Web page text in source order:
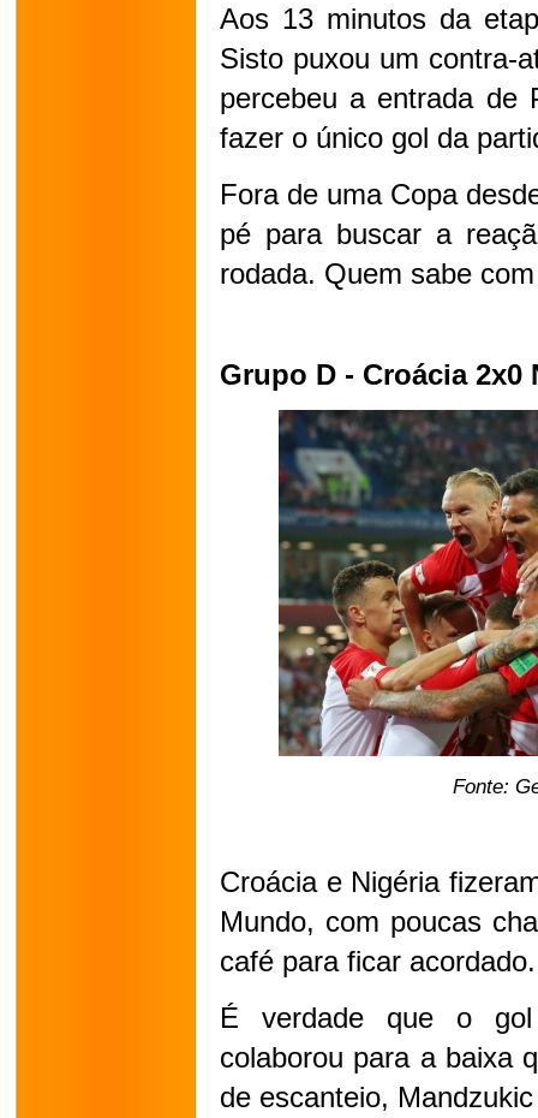
Aos 13 minutos da
Sisto puxou um contra-
percebeu a entrada de
fazer o único gol da
Fora de uma Copa
pé para buscar a
rodada. Quem sabe
Grupo D - Croácia 2x0
Fonte:
Croácia e Nigéria
Mundo, com poucas
café para ficar
É verdade que o
colaborou para a baixa
de escanteio,